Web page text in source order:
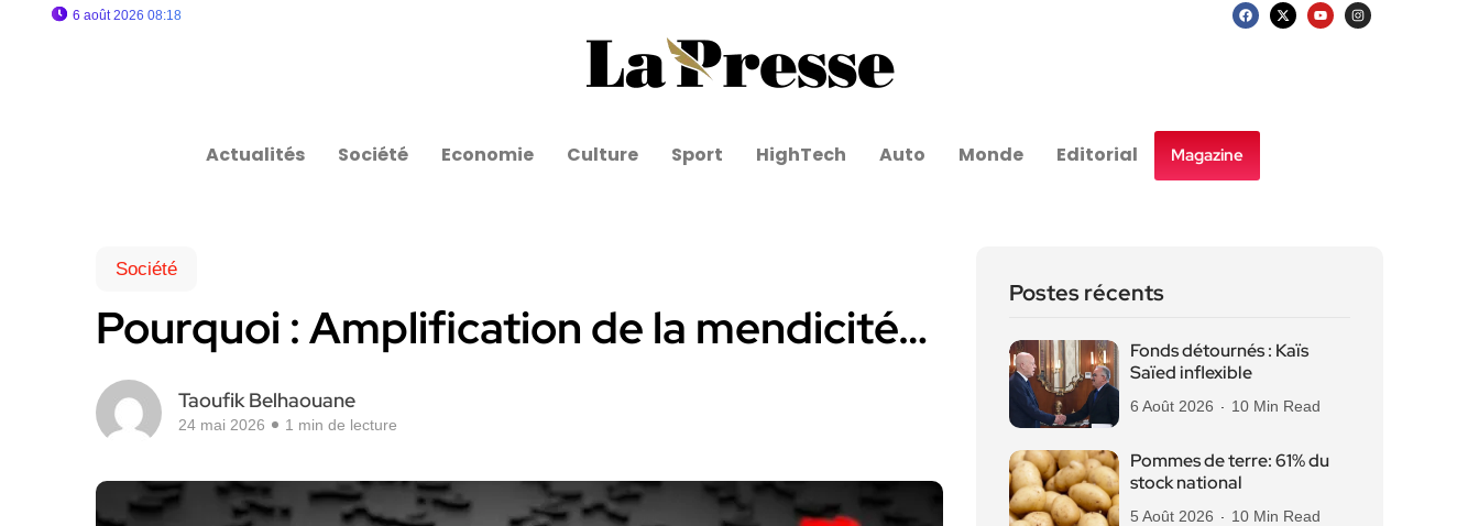
6 août 2026 08:18
Actualités Société Economie Culture Sport HighTech Auto Monde Editorial Magazine
Société
Pourquoi : Amplification de la mendicité…
Taoufik Belhaouane
24 mai 2026 1 min de lecture
Postes récents
Fonds détournés : Kaïs
Saïed inflexible
6 Août 2026 10 Min Read
Pommes de terre: 61% du
stock national
5 Août 2026 10 Min Read